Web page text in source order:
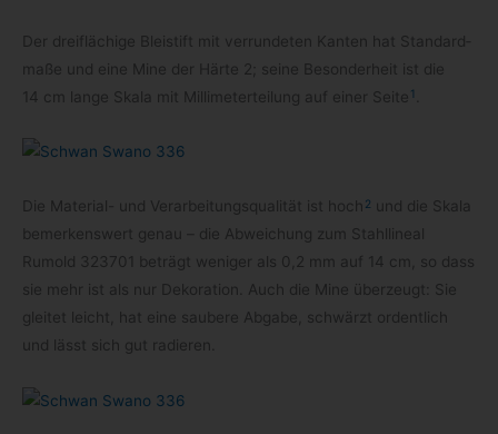
Der drei­flä­chige Blei­stift mit ver­run­de­ten Kan­ten hat Stan­dard­
maße und eine Mine der Här­te 2; seine Beson­der­heit ist die
14 cm lange Skala mit Mil­li­me­ter­tei­lung auf einer Seite 1
Die Material- und Ver­ar­bei­tungs­qua­li­tät ist hoch 2 und die Skala
bemer­kens­wert genau – die Abwei­chung zum Stahl­li­neal
Rumold 323701 beträgt weni­ger als 0,2 mm auf 14 cm, so dass
sie mehr ist als nur Deko­ra­tion. Auch die Mine über­zeugt: Sie
glei­tet leicht, hat eine sau­bere Abgabe, schwärzt ordent­lich
und lässt sich gut radieren.